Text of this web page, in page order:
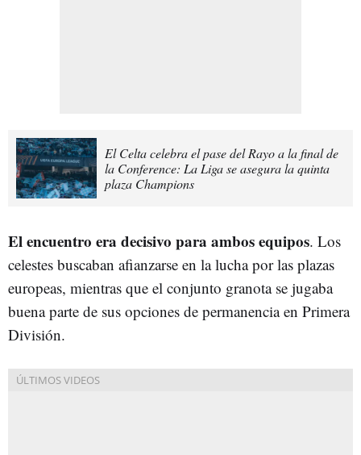
El Celta celebra el pase del Rayo a la final de
la Conference: La Liga se asegura la quinta
plaza Champions
El encuentro era decisivo para ambos equipos. Los
celestes buscaban afianzarse en la lucha por las plazas
europeas, mientras que el conjunto granota se jugaba
buena parte de sus opciones de permanencia en Primera
División.